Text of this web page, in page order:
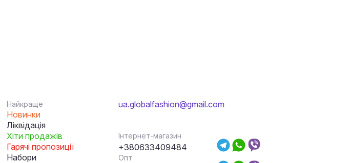
Найкраще
Новинки
Ліквідація
Хіти продажів
Гарячі пропозиції
Набори
ua.globalfashion@gmail.com
Інтернет-магазин
+380633409484
Опт